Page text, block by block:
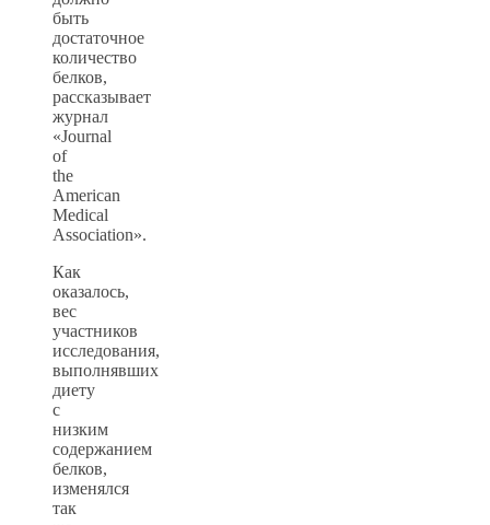
быть
достаточное
количество
белков,
рассказывает
журнал
«Journal
of
the
American
Medical
Association».
Как
оказалось,
вес
участников
исследования,
выполнявших
диету
с
низким
содержанием
белков,
изменялся
так